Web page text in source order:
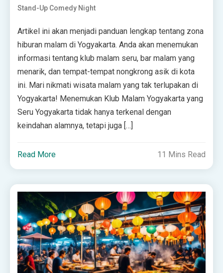
Stand-Up Comedy Night
Artikel ini akan menjadi panduan lengkap tentang zona
hiburan malam di Yogyakarta. Anda akan menemukan
informasi tentang klub malam seru, bar malam yang
menarik, dan tempat-tempat nongkrong asik di kota
ini. Mari nikmati wisata malam yang tak terlupakan di
Yogyakarta! Menemukan Klub Malam Yogyakarta yang
Seru Yogyakarta tidak hanya terkenal dengan
keindahan alamnya, tetapi juga […]
Read More 11 Mins Read